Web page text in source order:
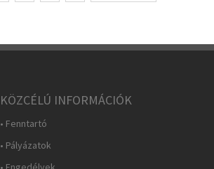
KÖZCÉLÚ INFORMÁCIÓK
• Fenntartó
• Pályázatok